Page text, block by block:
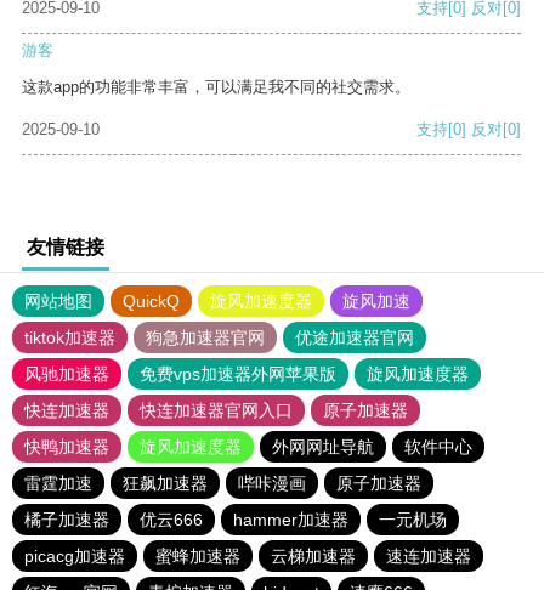
2025-09-10 支持[0] 反对[0]
游客
这款app的功能非常丰富，可以满足我不同的社交需求。
2025-09-10 支持[0] 反对[0]
友情链接
网站地图 QuickQ 旋风加速度器
旋风加速
tiktok加速器
狗急加速器官网
优途加速器官网
风驰加速器
免费vps加速器外网苹果版
旋风加速度器
快连加速器
快连加速器官网入口
原子加速器
快鸭加速器
旋风加速度器 外网网址导航
软件中心
雷霆加速
狂飙加速器 哔咔漫画
原子加速器
橘子加速器
优云666 hammer加速器
一元机场
picacg加速器
蜜蜂加速器 云梯加速器
速连加速器